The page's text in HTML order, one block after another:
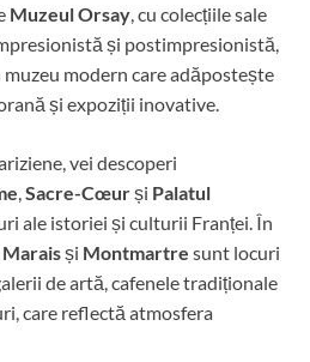
Muzeul Orsay, cu colecțiile sale
și postimpresionistă,
muzeu modern care adăpostește
și expoziții inovative.
vei descoperi
,Sacre-Cœurși Palatul
ale istoriei și culturii Franței. În
Maraisși Montmartre sunt locuri
de artă, cafenele tradiționale
care reflectă atmosfera